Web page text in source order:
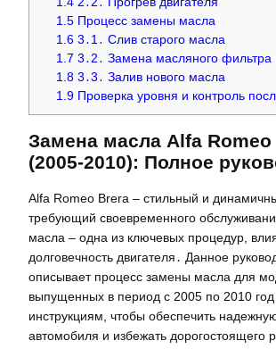
1.5 Процесс замены масла
1.6 3․1․ Слив старого масла
1.7 3․2․ Замена масляного фильтра
1.8 3․3․ Залив нового масла
1.9 Проверка уровня и контроль
Замена масла Alfa Romeo
(2005-2010): Полное
Alfa Romeo Brera – стильный и
требующий своевременного
масла – одна из ключевых процедур,
долговечность двигателя․ Данное
описывает процесс замены масла для
выпущенных в период с 2005 по 2010
инструкциям, чтобы обеспечить
автомобиля и избежать дорогостоящего